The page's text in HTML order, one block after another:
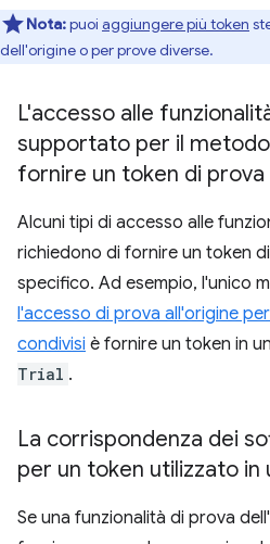
Nota:puoi aggiungere più token
dell'origine o per prove diverse.
L'accesso alle
supportato per il
fornire un token di prova
Alcuni tipi di accesso alle
richiedono di fornire un token
specifico. Ad esempio, l'unico
l'accesso di prova all'origine
condivisi è fornire un token in
Trial .
La corrispondenza dei
per un token utilizzato in
Se una funzionalità di prova